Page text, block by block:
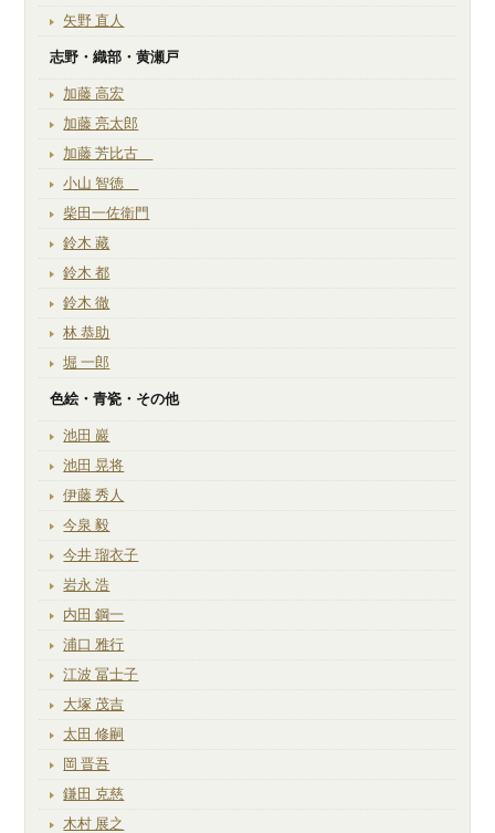
矢野 直人
志野・織部・黄瀬戸
加藤 高宏
加藤 亮太郎
加藤 芳比古
小山 智徳
柴田一佐衛門
鈴木 藏
鈴木 都
鈴木 徹
林 恭助
堀 一郎
色絵・青瓷・その他
池田 巖
池田 晃将
伊藤 秀人
今泉 毅
今井 瑠衣子
岩永 浩
内田 鋼一
浦口 雅行
江波 冨士子
大塚 茂吉
太田 修嗣
岡 晋吾
鎌田 克慈
木村 展之